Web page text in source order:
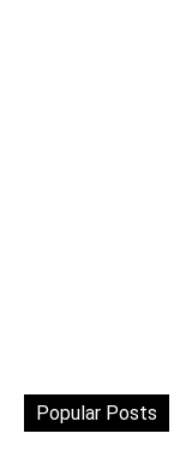
Popular Posts